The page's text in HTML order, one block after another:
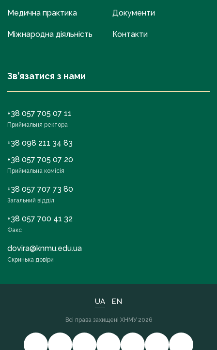
Медична практика
Міжнародна діяльність
Документи
Контакти
Зв’язатися з нами
+38 057 705 07 11
Приймальня ректора
+38 098 211 34 83
+38 057 705 07 20
Приймальна комісія
+38 057 707 73 80
Загальний відділ
+38 057 700 41 32
Факс
dovira@knmu.edu.ua
Скринька довіри
UA EN
Всі права захищені ХНМУ 2026